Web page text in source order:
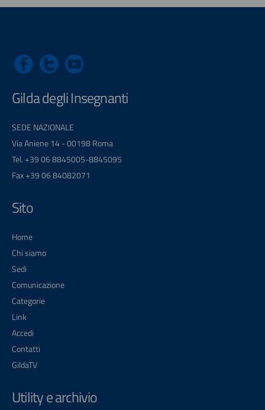
Gilda degli Insegnanti
SEDE NAZIONALE
Via Aniene 14 - 00198 Roma
Tel. +39 06 8845005-8845095
Fax +39 06 84082071
Sito
Home
Chi siamo
Sedi
Comunicazione
Categorie
Link
Accedi
Contatti
GildaTV
Utility e archivio